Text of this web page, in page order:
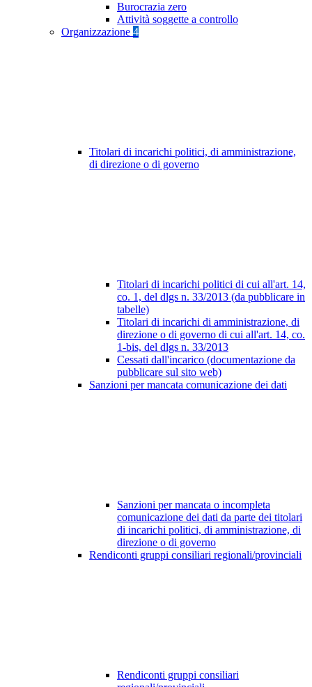
Burocrazia zero
Attività soggette a controllo
Organizzazione 4
Titolari di incarichi politici, di amministrazione,
di direzione o di governo
Titolari di incarichi politici di cui all'art. 14,
co. 1, del dlgs n. 33/2013 (da pubblicare in
tabelle)
Titolari di incarichi di amministrazione, di
direzione o di governo di cui all'art. 14, co.
1-bis, del dlgs n. 33/2013
Cessati dall'incarico (documentazione da
pubblicare sul sito web)
Sanzioni per mancata comunicazione dei dati
Sanzioni per mancata o incompleta
comunicazione dei dati da parte dei titolari
di incarichi politici, di amministrazione, di
direzione o di governo
Rendiconti gruppi consiliari regionali/provinciali
Rendiconti gruppi consiliari